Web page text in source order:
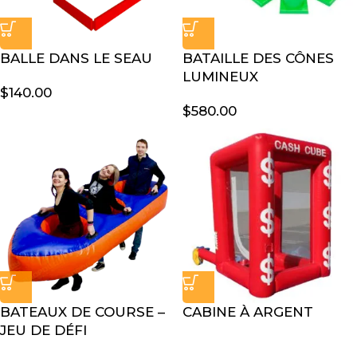
BALLE DANS LE SEAU
$140.00
BATAILLE DES CÔNES
LUMINEUX
$580.00
BATEAUX DE COURSE –
JEU DE DÉFI
CABINE À ARGENT